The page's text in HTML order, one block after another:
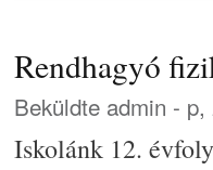
Rendhagyó
Beküldte admin - p,
Iskolánk 12.